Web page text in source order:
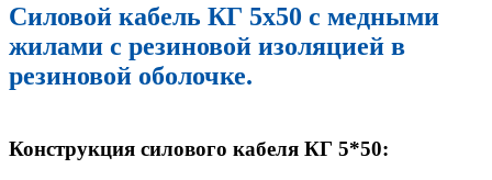
Силовой кабель КГ 5х50 с медными
жилами с резиновой изоляцией в
резиновой оболочке.
Конструкция силового кабеля КГ 5*50: